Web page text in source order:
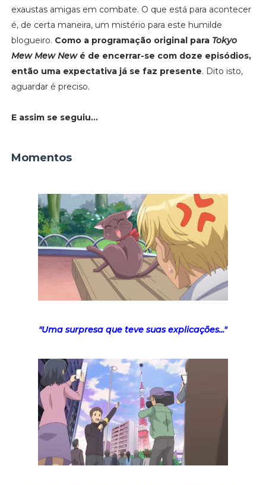
exaustas amigas em combate. O que está para acontecer
é, de certa maneira, um mistério para este humilde
blogueiro. Como a programação original para Tokyo
Mew Mew Newé de encerrar-se com doze episódios,
então uma expectativa já se faz presente. Dito isto,
aguardar é preciso.
E assim se seguiu...
Momentos
"Uma surpresa que teve suas explicações..."